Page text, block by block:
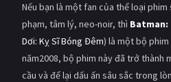
Võ thuật - Kiếm hiệp
Kinh dị
Phiêu lưu
Nếu bạn là một fan của thể loại
phạm, tâm lý, neo-noir, thì Batman:
Dơi: Kỵ Sĩ Bóng Đêm) là một bộ
năm2008, bộ phim này đã trở thành
cầu và để lại dấu ấn sâu sắc trong